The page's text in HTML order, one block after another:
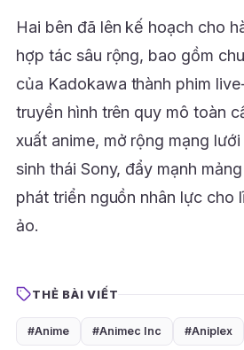
Hai bên đã lên kế hoạch cho
hợp tác sâu rộng, bao gồm
của Kadokawa thành phim
truyền hình trên quy mô toàn
xuất anime, mở rộng mạng
sinh thái Sony, đẩy mạnh
phát triển nguồn nhân lực cho
ảo.
THẺ BÀI VIẾT
#Anime #Animec Inc #Aniplex